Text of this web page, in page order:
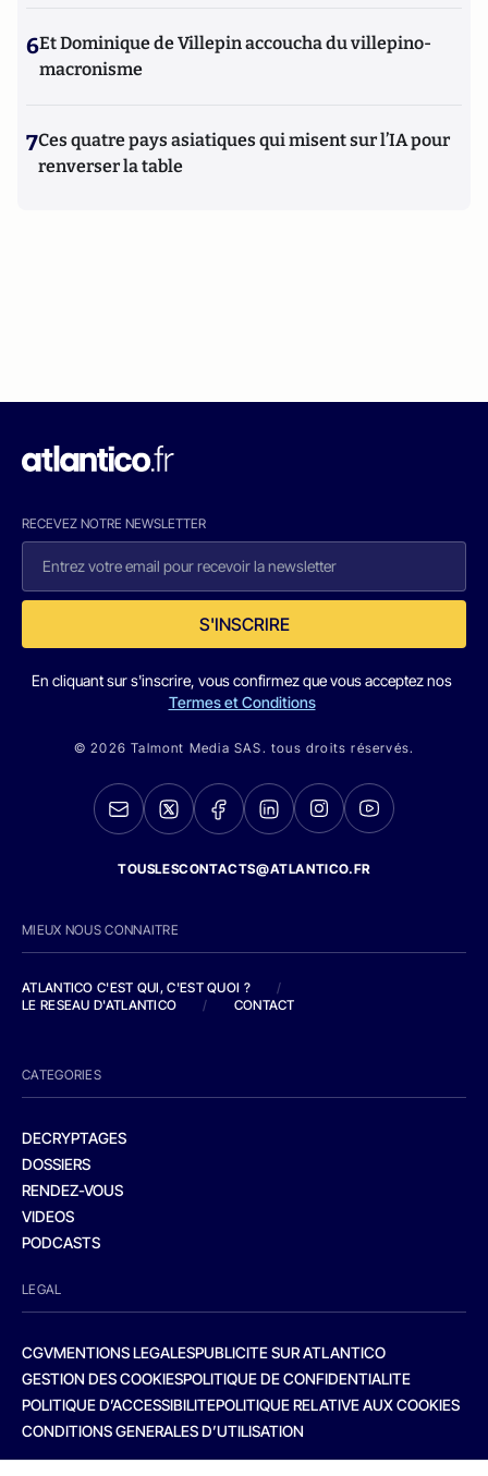
6Et Dominique de Villepin accoucha du villepino-
macronisme
7Ces quatre pays asiatiques qui misent sur l’IA pour
renverser la table
RECEVEZ NOTRE NEWSLETTER
S'INSCRIRE
En cliquant sur s'inscrire, vous confirmez que vous acceptez nos
Termes et Conditions
© 2026 Talmont Media SAS. tous droits réservés.
TOUSLESCONTACTS@ATLANTICO.FR
MIEUX NOUS CONNAITRE
ATLANTICO C'EST QUI, C'EST QUOI ?
/
LE RESEAU D'ATLANTICO
/ CONTACT
CATEGORIES
DECRYPTAGES
DOSSIERS
RENDEZ-VOUS
VIDEOS
PODCASTS
LEGAL
CGVMENTIONS LEGALESPUBLICITE SUR ATLANTICO
GESTION DES COOKIESPOLITIQUE DE CONFIDENTIALITE
POLITIQUE D’ACCESSIBILITEPOLITIQUE RELATIVE AUX COOKIES
CONDITIONS GENERALES D’UTILISATION